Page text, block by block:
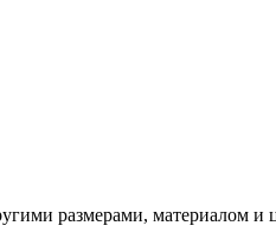
размерами, материалом и